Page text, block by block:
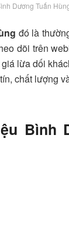
Dương Tuấn
đó là
dõi trên
lừa dối
chất lượng
Bình